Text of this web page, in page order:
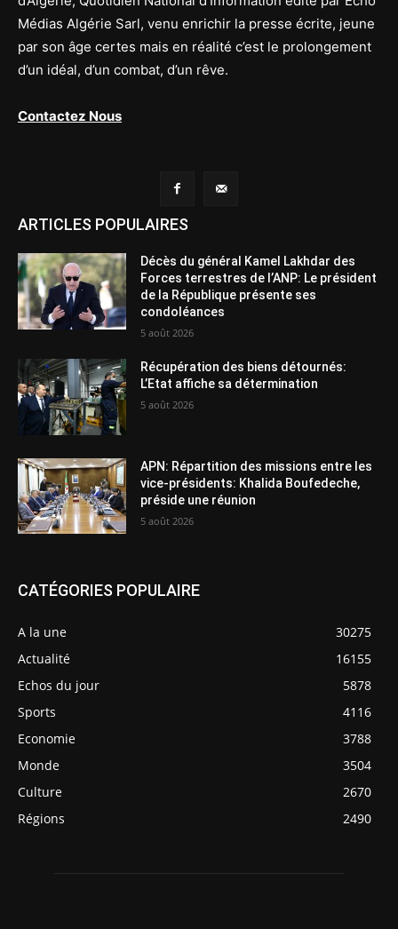
Médias Algérie Sarl, venu enrichir la presse écrite, jeune
par son âge certes mais en réalité c’est le prolongement
d’un idéal, d’un combat, d’un rêve.
Contactez Nous
ARTICLES POPULAIRES
Décès du général Kamel Lakhdar des
Forces terrestres de l’ANP: Le président
de la République présente ses
condoléances
5 août 2026
Récupération des biens détournés:
L’Etat affiche sa détermination
5 août 2026
APN: Répartition des missions entre les
vice-présidents: Khalida Boufedeche,
préside une réunion
5 août 2026
CATÉGORIES POPULAIRE
A la une
30275
Actualité
16155
Echos du jour
5878
Sports
4116
Economie
3788
Monde
3504
Culture
2670
Régions
2490